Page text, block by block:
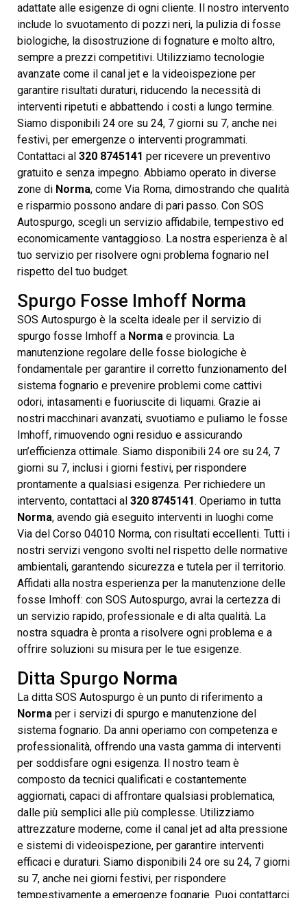
adattate alle esigenze di ogni cliente. Il nostro intervento
include lo svuotamento di pozzi neri, la pulizia di fosse
biologiche, la disostruzione di fognature e molto altro,
sempre a prezzi competitivi. Utilizziamo tecnologie
avanzate come il canal jet e la videoispezione per
garantire risultati duraturi, riducendo la necessità di
interventi ripetuti e abbattendo i costi a lungo termine.
Siamo disponibili 24 ore su 24, 7 giorni su 7, anche nei
festivi, per emergenze o interventi programmati.
Contattaci al 320 8745141 per ricevere un preventivo
gratuito e senza impegno. Abbiamo operato in diverse
zone di Norma, come Via Roma, dimostrando che qualità
e risparmio possono andare di pari passo. Con SOS
Autospurgo, scegli un servizio affidabile, tempestivo ed
economicamente vantaggioso. La nostra esperienza è al
tuo servizio per risolvere ogni problema fognario nel
rispetto del tuo budget.
Spurgo Fosse Imhoff Norma
SOS Autospurgo è la scelta ideale per il servizio di
spurgo fosse Imhoff a Norma e provincia. La
manutenzione regolare delle fosse biologiche è
fondamentale per garantire il corretto funzionamento del
sistema fognario e prevenire problemi come cattivi
odori, intasamenti e fuoriuscite di liquami. Grazie ai
nostri macchinari avanzati, svuotiamo e puliamo le fosse
Imhoff, rimuovendo ogni residuo e assicurando
un’efficienza ottimale. Siamo disponibili 24 ore su 24, 7
giorni su 7, inclusi i giorni festivi, per rispondere
prontamente a qualsiasi esigenza. Per richiedere un
intervento, contattaci al 320 8745141. Operiamo in tutta
Norma, avendo già eseguito interventi in luoghi come
Via del Corso 04010 Norma, con risultati eccellenti. Tutti i
nostri servizi vengono svolti nel rispetto delle normative
ambientali, garantendo sicurezza e tutela per il territorio.
Affidati alla nostra esperienza per la manutenzione delle
fosse Imhoff: con SOS Autospurgo, avrai la certezza di
un servizio rapido, professionale e di alta qualità. La
nostra squadra è pronta a risolvere ogni problema e a
offrire soluzioni su misura per le tue esigenze.
Ditta Spurgo Norma
La ditta SOS Autospurgo è un punto di riferimento a
Norma per i servizi di spurgo e manutenzione del
sistema fognario. Da anni operiamo con competenza e
professionalità, offrendo una vasta gamma di interventi
per soddisfare ogni esigenza. Il nostro team è
composto da tecnici qualificati e costantemente
aggiornati, capaci di affrontare qualsiasi problematica,
dalle più semplici alle più complesse. Utilizziamo
attrezzature moderne, come il canal jet ad alta pressione
e sistemi di videoispezione, per garantire interventi
efficaci e duraturi. Siamo disponibili 24 ore su 24, 7 giorni
su 7, anche nei giorni festivi, per rispondere
tempestivamente a emergenze fognarie. Puoi contattarci